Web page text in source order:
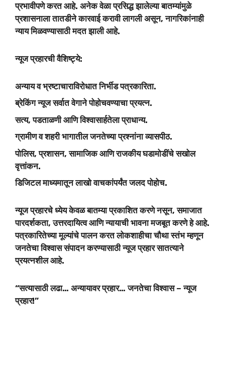
प्रभावीपणे करत आहे. अनेक वेळा प्रसिद्ध झालेल्या बातम्यांमुळे
प्रशासनाला तातडीने कारवाई करावी लागली असून, नागरिकांनाही
न्याय मिळवण्यासाठी मदत झाली आहे.
न्यूज प्रहारची वैशिष्ट्ये:
अन्याय व भ्रष्टाचाराविरोधात निर्भीड पत्रकारिता.
ब्रेकिंग न्यूज सर्वात वेगाने पोहोचवण्याचा प्रयत्न.
सत्य, पडताळणी आणि विश्वासार्हतेला प्राधान्य.
ग्रामीण व शहरी भागातील जनतेच्या प्रश्नांना व्यासपीठ.
पोलिस, प्रशासन, सामाजिक आणि राजकीय घडामोडींचे सखोल
वृत्तांकन.
डिजिटल माध्यमातून लाखो वाचकांपर्यंत जलद पोहोच.
न्यूज प्रहारचे ध्येय केवळ बातम्या प्रकाशित करणे नसून, समाजात
पारदर्शकता, उत्तरदायित्व आणि न्यायाची भावना मजबूत करणे हे आहे.
पत्रकारितेच्या मूल्यांचे पालन करत लोकशाहीचा चौथा स्तंभ म्हणून
जनतेचा विश्वास संपादन करण्यासाठी न्यूज प्रहार सातत्याने
प्रयत्नशील आहे.
“सत्यासाठी लढा… अन्यायावर प्रहार… जनतेचा विश्वास – न्यूज
प्रहार!”